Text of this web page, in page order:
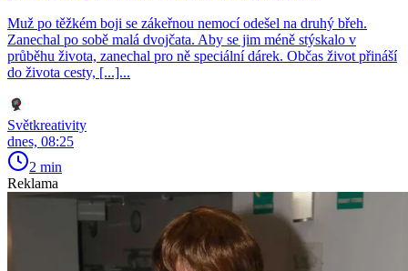
Muž po těžkém boji se zákeřnou nemocí odešel na druhý břeh.
Zanechal po sobě malá dvojčata. Aby se jim méně stýskalo v
průběhu života, zanechal pro ně speciální dárek. Občas život přináší
do života cesty, [...]...
Světkreativity
dnes, 08:25
2 min
Reklama